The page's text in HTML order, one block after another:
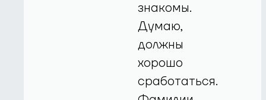
знакомы.
Думаю,
должны
хорошо
сработаться.